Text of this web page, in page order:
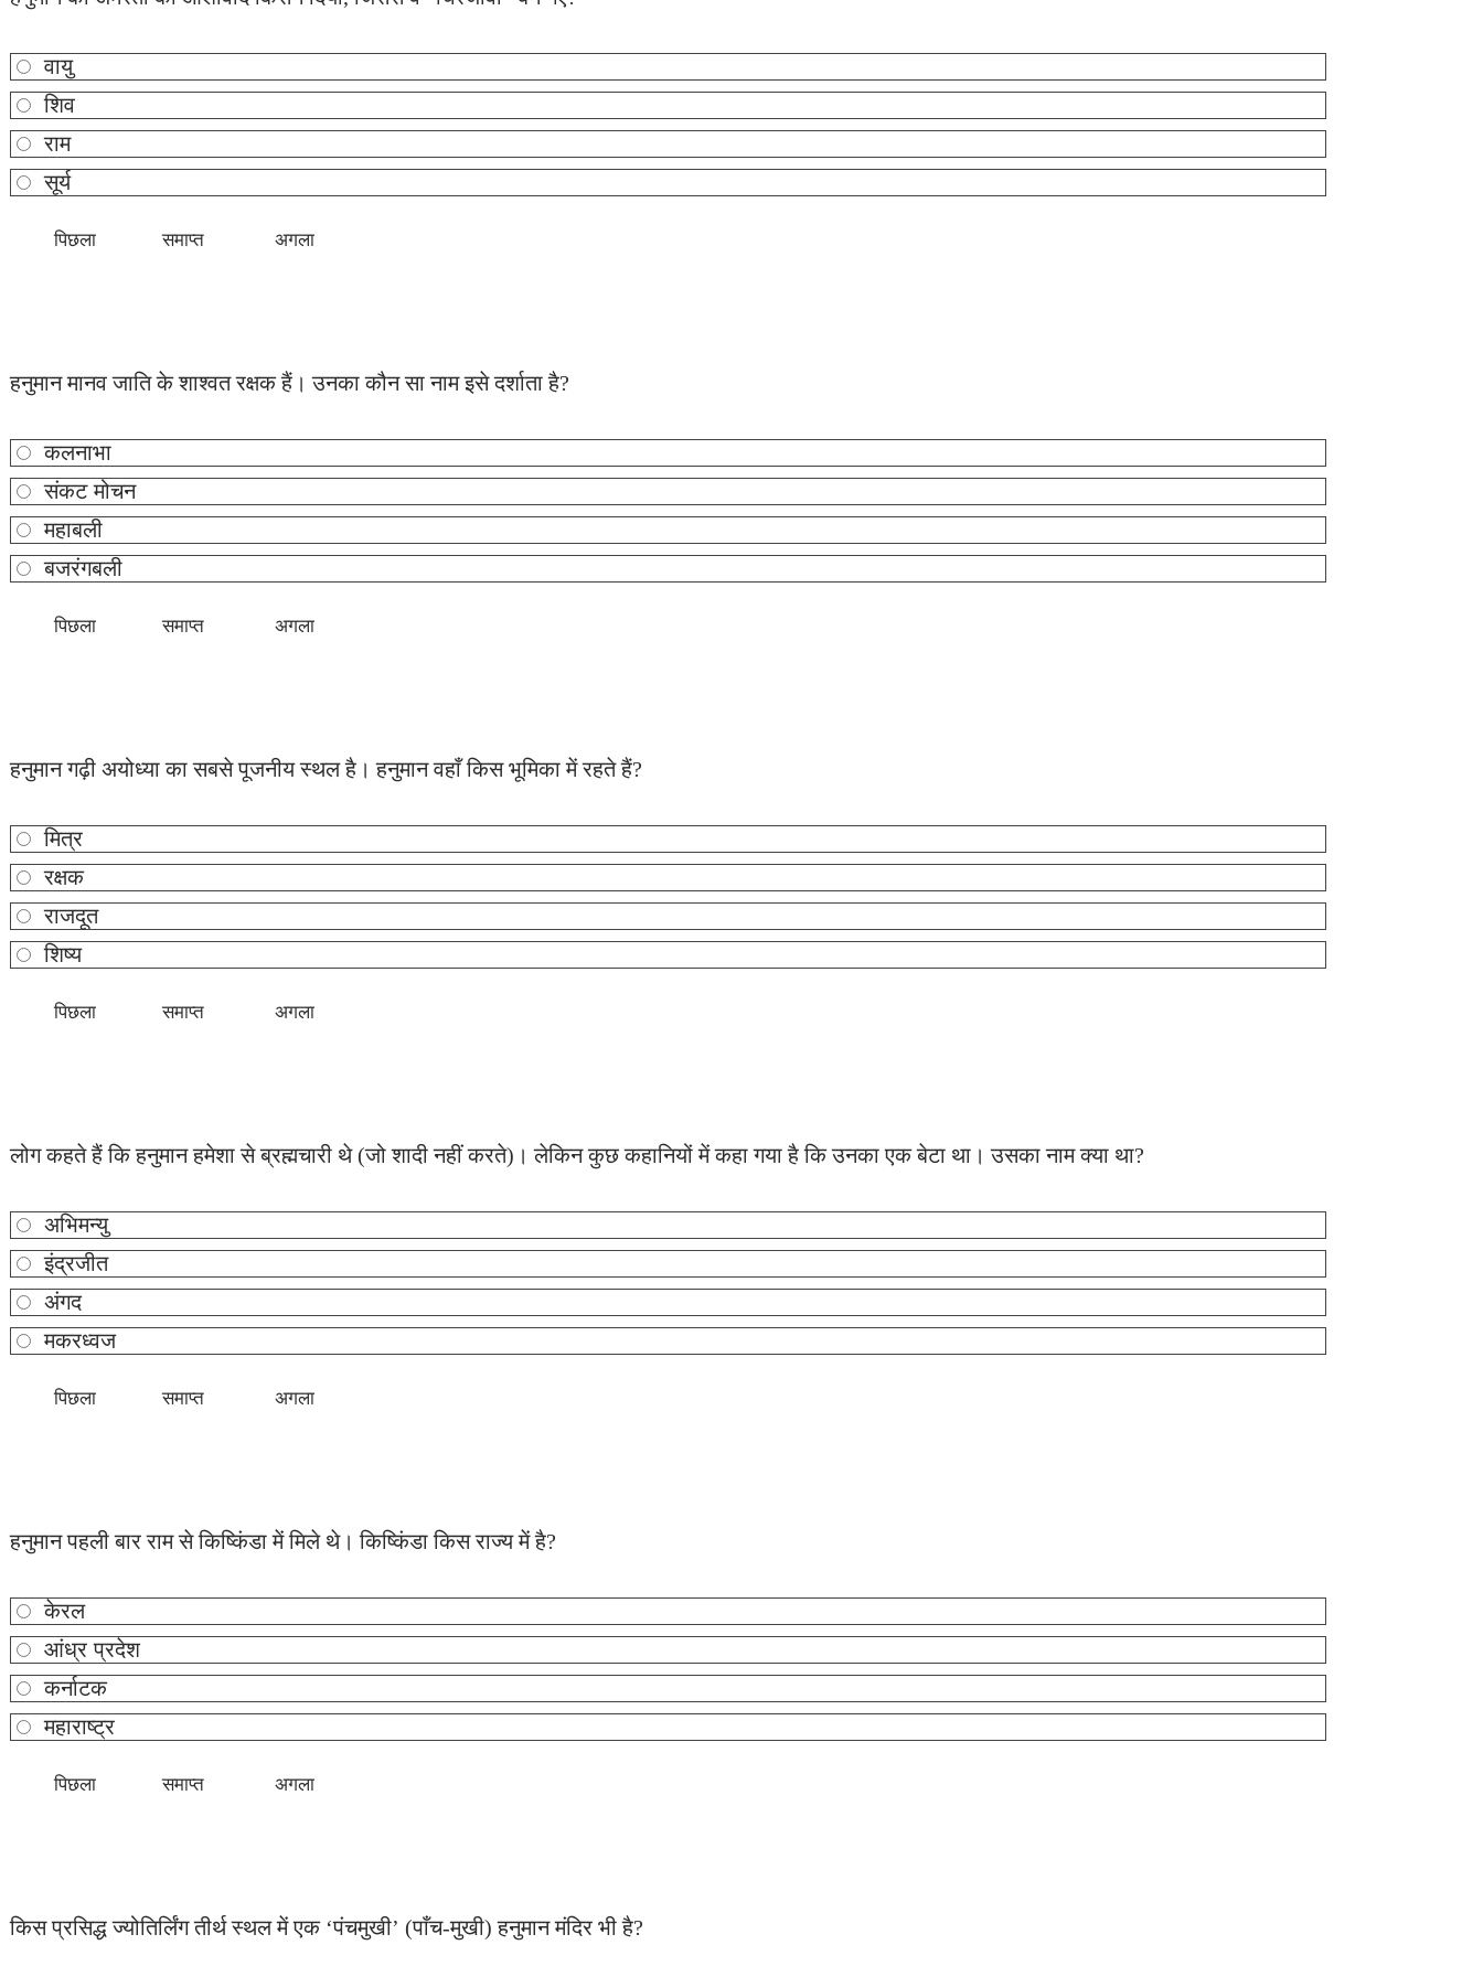
वायु
शिव
राम
सूर्य
हनुमान मानव जाति के शाश्वत रक्षक हैं। उनका कौन सा नाम इसे दर्शाता है?
कलनाभा
संकट मोचन
महाबली
बजरंगबली
हनुमान गढ़ी अयोध्या का सबसे पूजनीय स्थल है। हनुमान वहाँ किस भूमिका में रहते हैं?
मित्र
रक्षक
राजदूत
शिष्य
लोग कहते हैं कि हनुमान हमेशा से ब्रह्मचारी थे (जो शादी नहीं करते)। लेकिन कुछ कहानियों में कहा गया है कि उनका एक बेटा था। उसका नाम क्या था?
अभिमन्यु
इंद्रजीत
अंगद
मकरध्वज
हनुमान पहली बार राम से किष्किंडा में मिले थे। किष्किंडा किस राज्य में है?
केरल
आंध्र प्रदेश
कर्नाटक
महाराष्ट्र
किस प्रसिद्ध ज्योतिर्लिंग तीर्थ स्थल में एक ‘पंचमुखी’ (पाँच-मुखी) हनुमान मंदिर भी है?